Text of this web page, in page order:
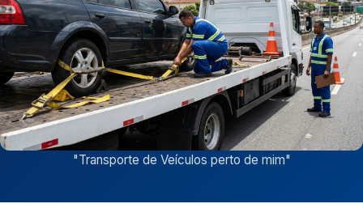
"Transporte de Veículos perto de mim"